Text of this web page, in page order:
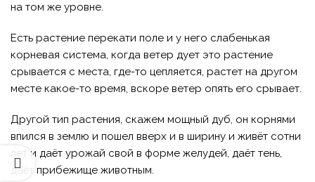
на том же уровне.
Есть растение перекати поле и у него слабенькая
корневая система, когда ветер дует это растение
срывается с места, где-то цепляется, растет на другом
месте какое-то время, вскоре ветер опять его срывает.
Другой тип растения, скажем мощный дуб, он корнями
впился в землю и пошел вверх и в ширину и живёт сотни
лет и даёт урожай свой в форме желудей, даёт тень,
даёт прибежище животным.